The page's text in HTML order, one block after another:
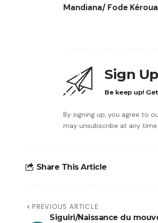
Mandiana/ Fode
Sign
Be keep up!
By signing up, you agree to
may unsubscribe at any time.
Share This Article
PREVIOUS ARTICLE
Siguiri/Naissance du